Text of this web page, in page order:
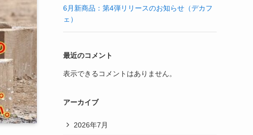
6月新商品：第4弾リリースのお知らせ（デカフ
ェ）
最近のコメント
表示できるコメントはありません。
アーカイブ
2026年7月